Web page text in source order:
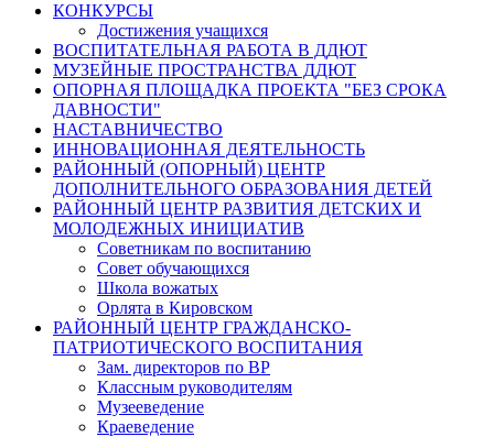
КОНКУРСЫ
Достижения учащихся
ВОСПИТАТЕЛЬНАЯ РАБОТА В ДДЮТ
МУЗЕЙНЫЕ ПРОСТРАНСТВА ДДЮТ
ОПОРНАЯ ПЛОЩАДКА ПРОЕКТА "БЕЗ СРОКА
ДАВНОСТИ"
НАСТАВНИЧЕСТВО
ИННОВАЦИОННАЯ ДЕЯТЕЛЬНОСТЬ
РАЙОННЫЙ (ОПОРНЫЙ) ЦЕНТР
ДОПОЛНИТЕЛЬНОГО ОБРАЗОВАНИЯ ДЕТЕЙ
РАЙОННЫЙ ЦЕНТР РАЗВИТИЯ ДЕТСКИХ И
МОЛОДЕЖНЫХ ИНИЦИАТИВ
Советникам по воспитанию
Совет обучающихся
Школа вожатых
Орлята в Кировском
РАЙОННЫЙ ЦЕНТР ГРАЖДАНСКО-
ПАТРИОТИЧЕСКОГО ВОСПИТАНИЯ
Зам. директоров по ВР
Классным руководителям
Музееведение
Краеведение